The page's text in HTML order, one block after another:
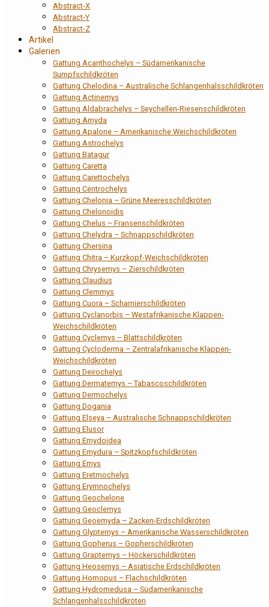
Abstract-X
Abstract-Y
Abstract-Z
Artikel
Galerien
Gattung Acanthochelys – Südamerikanische
Sumpfschildkröten
Gattung Chelodina – Australische Schlangenhalsschildkröten
Gattung Actinemys
Gattung Aldabrachelys – Seychellen-Riesenschildkröten
Gattung Amyda
Gattung Apalone – Amerikanische Weichschildkröten
Gattung Astrochelys
Gattung Batagur
Gattung Caretta
Gattung Carettochelys
Gattung Centrochelys
Gattung Chelonia – Grüne Meeresschildkröten
Gattung Chelonoidis
Gattung Chelus – Fransenschildkröten
Gattung Chelydra – Schnappschildkröten
Gattung Chersina
Gattung Chitra – Kurzkopf-Weichschildkröten
Gattung Chrysemys – Zierschildkröten
Gattung Claudius
Gattung Clemmys
Gattung Cuora – Scharnierschildkröten
Gattung Cyclanorbis – Westafrikanische Klappen-
Weichschildkröten
Gattung Cyclemys – Blattschildkröten
Gattung Cycloderma – Zentralafrikanische Klappen-
Weichschildkröten
Gattung Deirochelys
Gattung Dermatemys – Tabascoschildkröten
Gattung Dermochelys
Gattung Dogania
Gattung Elseya – Australische Schnappschildkröten
Gattung Elusor
Gattung Emydoidea
Gattung Emydura – Spitzkopfschildkröten
Gattung Emys
Gattung Eretmochelys
Gattung Erymnochelys
Gattung Geochelone
Gattung Geoclemys
Gattung Geoemyda – Zacken-Erdschildkröten
Gattung Glyptemys – Amerikanische Wasserschildkröten
Gattung Gopherus – Gopherschildkröten
Gattung Graptemys – Höckerschildkröten
Gattung Heosemys – Asiatische Erdschildkröten
Gattung Homopus – Flachschildkröten
Gattung Hydromedusa – Südamerikanische
Schlangenhalsschildkröten